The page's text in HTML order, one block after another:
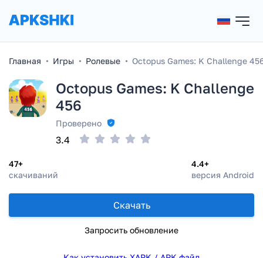
Главная Игры Ролевые Octopus Games: K Challenge
Octopus Games: K Challenge
456
Проверено
47+
скачиваний
4.4+
версия Android
3.4
Скачать
Запросить обновление